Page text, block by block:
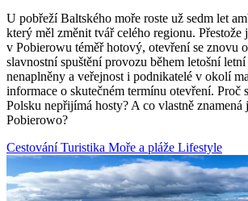
U pobřeží Baltského moře roste už sedm let
který měl změnit tvář celého regionu. Přestože
v Pobierowu téměř hotový, otevření se znovu
slavnostní spuštění provozu během letošní
nenaplněny a veřejnost i podnikatelé v okolí
informace o skutečném termínu otevření. Proč
Polsku nepřijímá hosty? A co vlastně znamená
Pobierowo?
CestováníTuristika Moře a pláže Lifestyle